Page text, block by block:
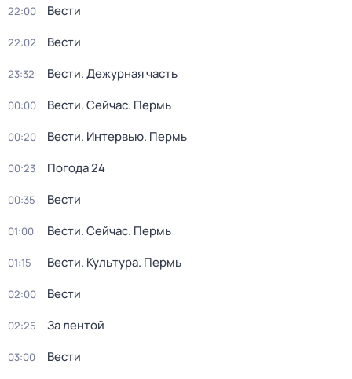
22:00 Вести
22:02 Вести
23:32 Вести. Дежурная часть
00:00 Вести. Сейчас. Пермь
00:20 Вести. Интервью. Пермь
00:23 Погода 24
00:35 Вести
01:00 Вести. Сейчас. Пермь
01:15 Вести. Культура. Пермь
02:00 Вести
02:25 За лентой
03:00 Вести